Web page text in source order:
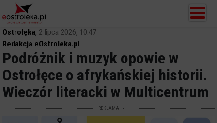
Ostrołęka, 2 lipca 2026, 10:47
Redakcja eOstroleka.pl
Podróżnik i muzyk opowie w
Ostrołęce o afrykańskiej historii.
Wieczór literacki w Multicentrum
REKLAMA